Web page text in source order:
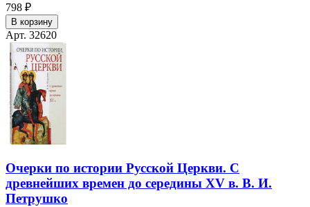
798 ₽
В корзину
Арт. 32620
Очерки по истории Русской Церкви. С
древнейших времен до середины XV в. В. И.
Петрушко